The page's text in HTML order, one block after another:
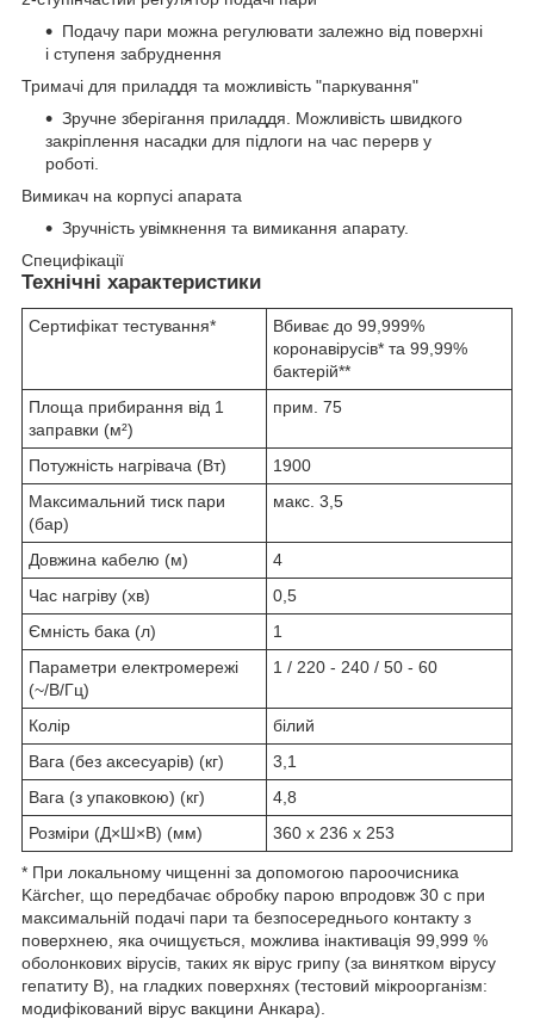
Подачу пари можна регулювати залежно від поверхні
і ступеня забруднення
Тримачі для приладдя та можливість "паркування"
Зручне зберігання приладдя. Можливість швидкого
закріплення насадки для підлоги на час перерв у
роботі.
Вимикач на корпусі апарата
Зручність увімкнення та вимикання апарату.
Специфікації
Технічні характеристики
Сертифікат тестування*
Вбиває до 99,999%
коронавірусів* та 99,99%
бактерій**
Площа прибирання від 1
заправки (м²)
прим. 75
Потужність нагрівача (Вт)
1900
Максимальний тиск пари
(бар)
макс. 3,5
Довжина кабелю (м)
4
Час нагріву (хв)
0,5
Ємність бака (л)
1
Параметри електромережі
(~/В/Гц)
1 / 220 - 240 / 50 - 60
Колір
білий
Вага (без аксесуарів) (кг)
3,1
Вага (з упаковкою) (кг)
4,8
Розміри (Д×Ш×В) (мм)
360 x 236 x 253
* При локальному чищенні за допомогою пароочисника
Kärcher, що передбачає обробку парою впродовж 30 с при
максимальній подачі пари та безпосереднього контакту з
поверхнею, яка очищується, можлива інактивація 99,999 %
оболонкових вірусів, таких як вірус грипу (за винятком вірусу
гепатиту B), на гладких поверхнях (тестовий мікроорганізм:
модифікований вірус вакцини Анкара).